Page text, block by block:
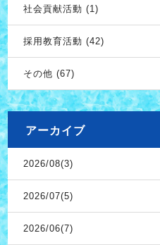
社会貢献活動 (1)
採用教育活動 (42)
その他 (67)
アーカイブ
2026/08(3)
2026/07(5)
2026/06(7)